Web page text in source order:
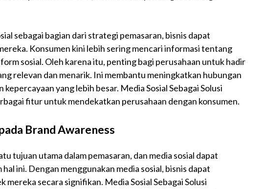
sebagai bagian dari strategi pemasaran, bisnis dapat
Konsumen kini lebih sering mencari informasi tentang
sosial. Oleh karena itu, penting bagi perusahaan untuk hadir
relevan dan menarik. Ini membantu meningkatkan hubungan
yang lebih besar. Media Sosial Sebagai Solusi
fitur untuk mendekatkan perusahaan dengan konsumen.
Brand Awareness
tujuan utama dalam pemasaran, dan media sosial dapat
ini. Dengan menggunakan media sosial, bisnis dapat
secara signifikan. Media Sosial Sebagai Solusi